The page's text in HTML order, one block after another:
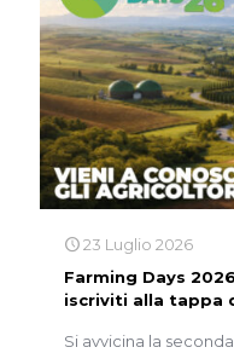
23 Luglio 2026
Farming Days
iscriviti alla tappa
Si avvicina la